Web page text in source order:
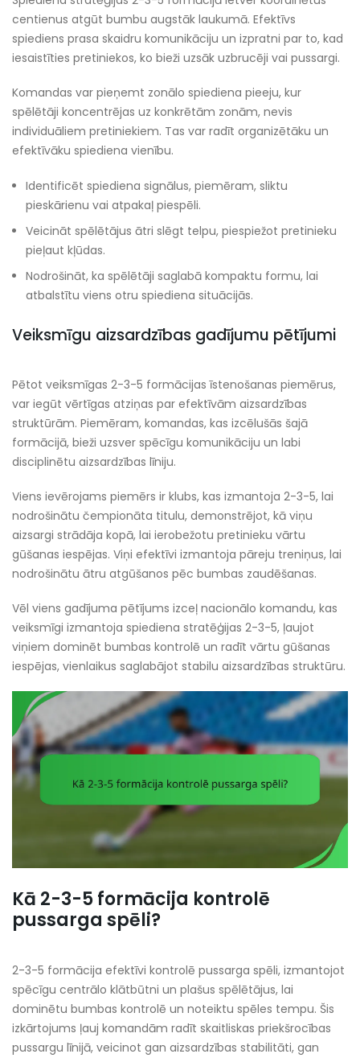
centienus atgūt bumbu augstāk laukumā. Efektīvs
spiediens prasa skaidru komunikāciju un izpratni par to, kad
iesaistīties pretiniekos, ko bieži uzsāk uzbrucēji vai pussargi.
Komandas var pieņemt zonālo spiediena pieeju, kur
spēlētāji koncentrējas uz konkrētām zonām, nevis
individuāliem pretiniekiem. Tas var radīt organizētāku un
efektīvāku spiediena vienību.
Identificēt spiediena signālus, piemēram, sliktu
pieskārienu vai atpakaļ piespēli.
Veicināt spēlētājus ātri slēgt telpu, piespiežot pretinieku
pieļaut kļūdas.
Nodrošināt, ka spēlētāji saglabā kompaktu formu, lai
atbalstītu viens otru spiediena situācijās.
Veiksmīgu aizsardzības gadījumu pētījumi
Pētot veiksmīgas 2-3-5 formācijas īstenošanas piemērus,
var iegūt vērtīgas atziņas par efektīvām aizsardzības
struktūrām. Piemēram, komandas, kas izcēlušās šajā
formācijā, bieži uzsver spēcīgu komunikāciju un labi
disciplinētu aizsardzības līniju.
Viens ievērojams piemērs ir klubs, kas izmantoja 2-3-5, lai
nodrošinātu čempionāta titulu, demonstrējot, kā viņu
aizsargi strādāja kopā, lai ierobežotu pretinieku vārtu
gūšanas iespējas. Viņi efektīvi izmantoja pāreju treniņus, lai
nodrošinātu ātru atgūšanos pēc bumbas zaudēšanas.
Vēl viens gadījuma pētījums izceļ nacionālo komandu, kas
veiksmīgi izmantoja spiediena stratēģijas 2-3-5, ļaujot
viņiem dominēt bumbas kontrolē un radīt vārtu gūšanas
iespējas, vienlaikus saglabājot stabilu aizsardzības struktūru.
Kā 2-3-5 formācija kontrolē
pussarga spēli?
2-3-5 formācija efektīvi kontrolē pussarga spēli, izmantojot
spēcīgu centrālo klātbūtni un plašus spēlētājus, lai
dominētu bumbas kontrolē un noteiktu spēles tempu. Šis
izkārtojums ļauj komandām radīt skaitliskas priekšrocības
pussargu līnijā, veicinot gan aizsardzības stabilitāti, gan